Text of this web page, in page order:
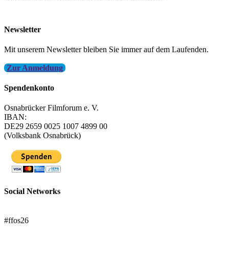
Newsletter
Mit unserem Newsletter bleiben Sie immer auf dem Laufenden.
Zur Anmeldung
Spendenkonto
Osnabrücker Filmforum e. V.
IBAN:
DE29 2659 0025 1007 4899 00
(Volksbank Osnabrück)
Social Networks
#ffos26